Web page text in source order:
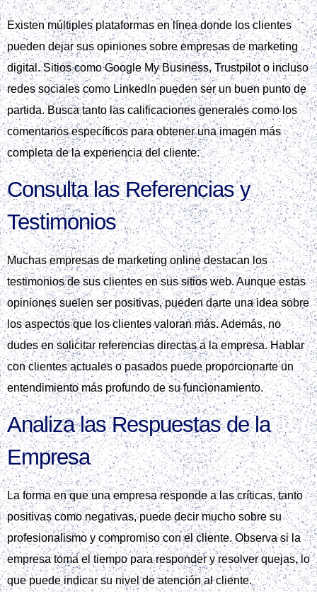
Existen múltiples plataformas en línea donde los clientes
pueden dejar sus opiniones sobre empresas de marketing
digital. Sitios como Google My Business, Trustpilot o incluso
redes sociales como LinkedIn pueden ser un buen punto de
partida. Busca tanto las calificaciones generales como los
comentarios específicos para obtener una imagen más
completa de la experiencia del cliente.
Consulta las Referencias y
Testimonios
Muchas empresas de marketing online destacan los
testimonios de sus clientes en sus sitios web. Aunque estas
opiniones suelen ser positivas, pueden darte una idea sobre
los aspectos que los clientes valoran más. Además, no
dudes en solicitar referencias directas a la empresa. Hablar
con clientes actuales o pasados puede proporcionarte un
entendimiento más profundo de su funcionamiento.
Analiza las Respuestas de la
Empresa
La forma en que una empresa responde a las críticas, tanto
positivas como negativas, puede decir mucho sobre su
profesionalismo y compromiso con el cliente. Observa si la
empresa toma el tiempo para responder y resolver quejas, lo
que puede indicar su nivel de atención al cliente.